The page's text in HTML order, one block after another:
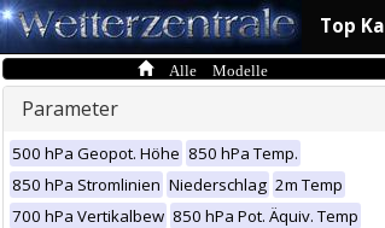
Top
Alle Modelle
Parameter
500 hPa Geopot. Höhe 850 hPa Temp.
850 hPa Stromlinien Niederschlag 2m Temp
700 hPa Vertikalbew 850 hPa Pot. Äquiv. Temp